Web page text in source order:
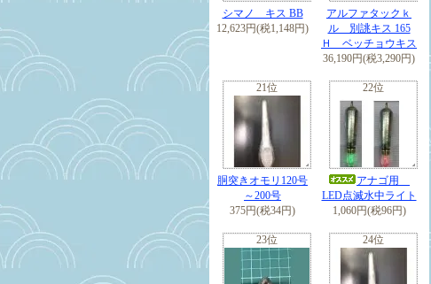
シマノ キス BB
12,623円(税1,148円)
アルファタックｋ
ル 別誂キス 165
Ｈ ベッチョウキス
36,190円(税3,290円)
21位
胴突きオモリ120号
～200号
375円(税34円)
22位
アナゴ用
LED点滅水中ライト
1,060円(税96円)
23位 24位